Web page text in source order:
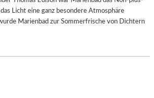
Licht eine ganz besondere Atmosphäre
Marienbad zur Sommerfrische von Dichtern